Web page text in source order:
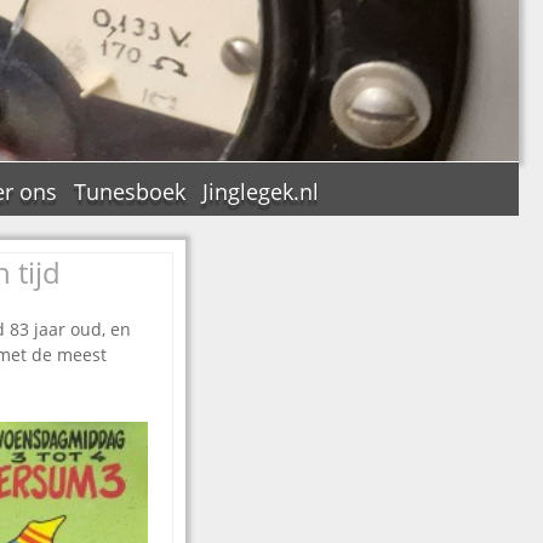
ons Tunesboek Jinglegek.nl
tijd
83 jaar oud, en
de meest